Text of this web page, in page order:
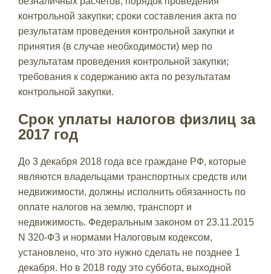
контрольной закупки; сроки составления акта по
результатам проведения контрольной закупки и
принятия (в случае необходимости) мер по
результатам проведения контрольной закупки;
требования к содержанию акта по результатам
контрольной закупки.
Срок уплаты налогов физлиц за
2017 год
До 3 декабря 2018 года все граждане РФ, которые
являются владельцами транспортных средств или
недвижимости, должны исполнить обязанность по
оплате налогов на землю, транспорт и
недвижимость. Федеральным законом от 23.11.2015
N 320-ФЗ и нормами Налоговым кодексом,
установлено, что это нужно сделать не позднее 1
декабря. Но в 2018 году это суббота, выходной